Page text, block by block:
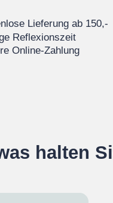
Lieferung ab 150,-
Reflexionszeit
Online-Zahlung
halten